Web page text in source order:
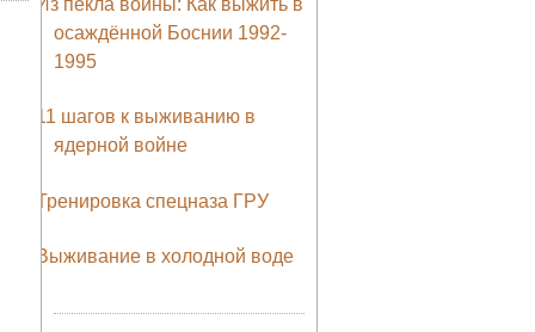
Из пекла войны: Как выжить в
осаждённой Боснии 1992-
1995
11 шагов к выживанию в
ядерной войне
Тренировка спецназа ГРУ
Выживание в холодной воде